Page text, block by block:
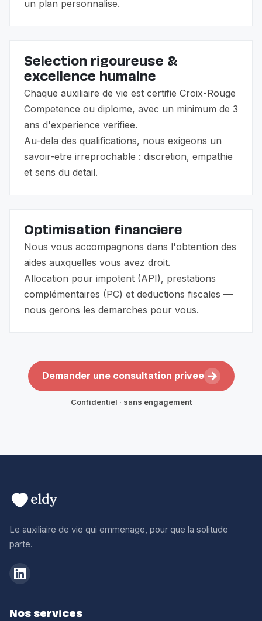
un plan personnalise.
Selection rigoureuse &
excellence humaine
Chaque auxiliaire de vie est certifie Croix-Rouge
Competence ou diplome, avec un minimum de 3
ans d'experience verifiee.
Au-dela des qualifications, nous exigeons un
savoir-etre irreprochable : discretion, empathie
et sens du detail.
Optimisation financiere
Nous vous accompagnons dans l'obtention des
aides auxquelles vous avez droit.
Allocation pour impotent (API), prestations
complémentaires (PC) et deductions fiscales —
nous gerons les demarches pour vous.
Demander une consultation privee
Confidentiel · sans engagement
Le auxiliaire de vie qui emmenage, pour que la solitude
parte.
Nos services